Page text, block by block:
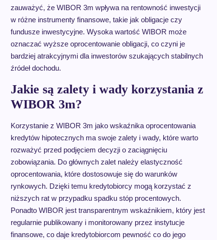
zauważyć, że WIBOR 3m wpływa na rentowność inwestycji
w różne instrumenty finansowe, takie jak obligacje czy
fundusze inwestycyjne. Wysoka wartość WIBOR może
oznaczać wyższe oprocentowanie obligacji, co czyni je
bardziej atrakcyjnymi dla inwestorów szukających stabilnych
źródeł dochodu.
Jakie są zalety i wady korzystania z
WIBOR 3m?
Korzystanie z WIBOR 3m jako wskaźnika oprocentowania
kredytów hipotecznych ma swoje zalety i wady, które warto
rozważyć przed podjęciem decyzji o zaciągnięciu
zobowiązania. Do głównych zalet należy elastyczność
oprocentowania, które dostosowuje się do warunków
rynkowych. Dzięki temu kredytobiorcy mogą korzystać z
niższych rat w przypadku spadku stóp procentowych.
Ponadto WIBOR jest transparentnym wskaźnikiem, który jest
regularnie publikowany i monitorowany przez instytucje
finansowe, co daje kredytobiorcom pewność co do jego